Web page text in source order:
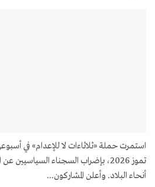
أنحاء البلاد. وأعلن المشاركون...